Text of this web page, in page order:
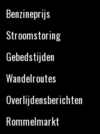
Benzineprijs
Stroomstoring
Gebedstijden
Wandelroutes
Overlijdensberichten
Rommelmarkt